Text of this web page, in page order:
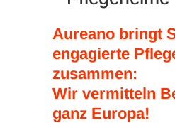
Aureano bringt
engagierte
zusammen:
Wir vermitteln
ganz Europa!